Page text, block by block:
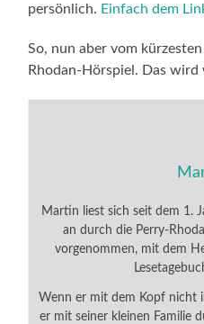
persönlich. Einfach dem
So, nun aber vom
Rhodan-Hörspiel. Das
Martin liest sich seit dem 1.
an durch die Perry-
vorgenommen, mit dem
Wenn er mit dem Kopf nicht
er mit seiner kleinen Familie